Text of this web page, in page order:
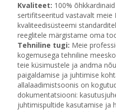
Kvaliteet: 100%
sertifitseeritud vastavalt meie
kvaliteedisüsteemi
reeglitele märgistame oma
Tehniline tugi: Meie
kogemusega tehniline
teie küsimustele ja andma
paigaldamise ja juhtimise
allalaadimistsoonis on
dokumentatsiooni:
juhtimispultide kasutamise ja